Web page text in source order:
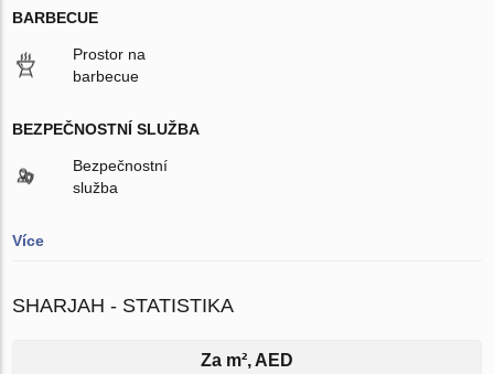
BARBECUE
Prostor na
barbecue
BEZPEČNOSTNÍ SLUŽBA
Bezpečnostní
služba
Více
SHARJAH - STATISTIKA
Za m², AED